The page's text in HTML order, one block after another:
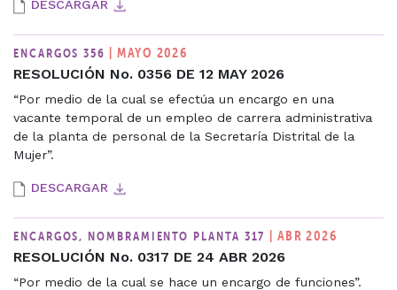
DESCARGAR
ENCARGOS 356 | MAYO 2026
RESOLUCIÓN No. 0356 DE 12 MAY 2026
“Por medio de la cual se efectúa un encargo en una
vacante temporal de un empleo de carrera administrativa
de la planta de personal de la Secretaría Distrital de la
Mujer”.
DESCARGAR
ENCARGOS, NOMBRAMIENTO PLANTA 317 | ABR 2026
RESOLUCIÓN No. 0317 DE 24 ABR 2026
“Por medio de la cual se hace un encargo de funciones”.